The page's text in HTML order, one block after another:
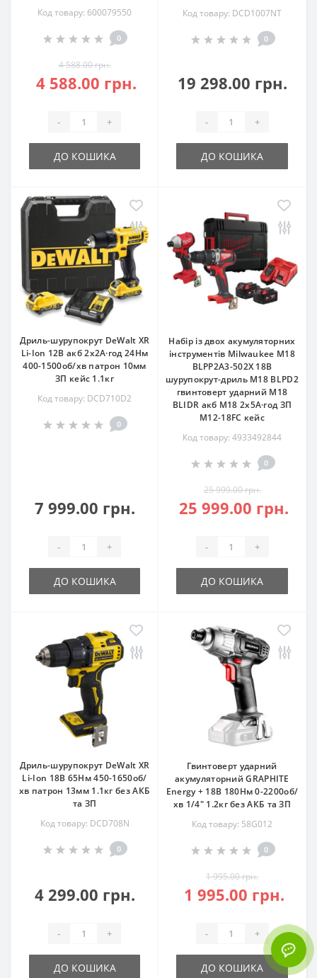
Код товару: 600079550
0
4 588.00 грн.
4 588.00 грн.
- +
ДО КОШИКА
Код товару: DCD1007NT
0
19 298.00 грн.
- +
ДО КОШИКА
Дриль-шурупокрут DeWalt XR
Li-Ion 12В акб 2х2А·год 24Нм
400-1500об/хв патрон 10мм
ЗП кейс 1.1кг
Код товару: DCD710D2
0
7 999.00 грн.
- +
ДО КОШИКА
Набір із двох акумуляторних
інструментів Milwaukee M18
BLPP2A3-502X 18В
шурупокрут-дриль M18 BLPD2
гвинтоверт ударний M18
BLIDR акб М18 2х5А·год ЗП
M12-18FC кейс
Код товару: 4933492844
0
25 999.00 грн.
25 999.00 грн.
- +
ДО КОШИКА
Дриль-шурупокрут DeWalt XR
Li-Ion 18В 65Нм 450-1650об/
хв патрон 13мм 1.1кг без АКБ
та ЗП
Код товару: DCD708N
0
4 299.00 грн.
- +
ДО КОШИКА
Гвинтоверт ударний
акумуляторний GRAPHITE
Energy + 18В 180Нм 0-2200об/
хв 1/4" 1.2кг без АКБ та ЗП
Код товару: 58G012
0
1 995.00 грн.
1 995.00 грн.
- +
ДО КОШИКА